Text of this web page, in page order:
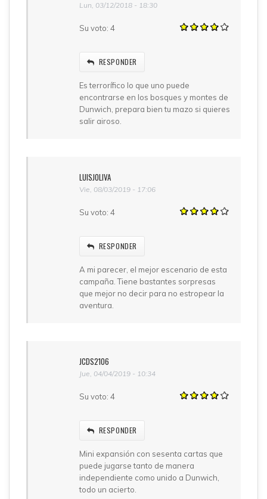
Lun, 03/12/2018 - 18:30
Su voto: 4
RESPONDER
Es terrorífico lo que uno puede
encontrarse en los bosques y montes de
Dunwich, prepara bien tu mazo si quieres
salir airoso.
LUISJOLIVA
Vie, 08/03/2019 - 17:06
Su voto: 4
RESPONDER
A mi parecer, el mejor escenario de esta
campaña. Tiene bastantes sorpresas
que mejor no decir para no estropear la
aventura.
JCDS2106
Jue, 04/04/2019 - 10:34
Su voto: 4
RESPONDER
Mini expansión con sesenta cartas que
puede jugarse tanto de manera
independiente como unido a Dunwich,
todo un acierto.